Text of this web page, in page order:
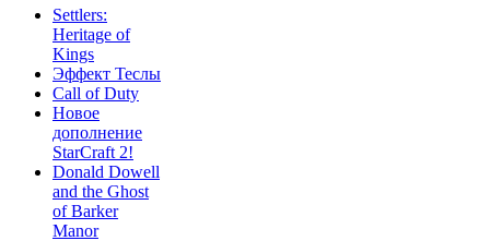
Settlers:
Heritage of
Kings
Эффект Теслы
Call of Duty
Новое
дополнение
StarCraft 2!
Donald Dowell
and the Ghost
of Barker
Manor